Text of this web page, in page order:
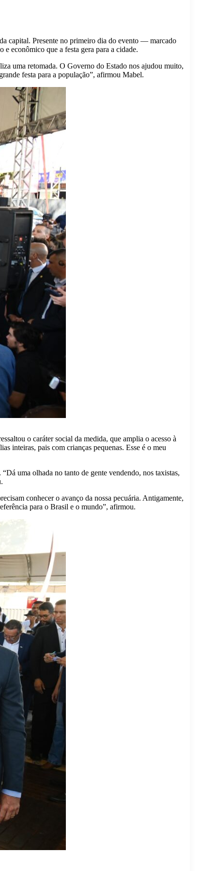
capital. Presente no primeiro dia do evento — marcado
econômico que a festa gera para a cidade.
uma retomada. O Governo do Estado nos ajudou muito,
festa para a população”, afirmou Mabel.
o caráter social da medida, que amplia o acesso à
inteiras, pais com crianças pequenas. Esse é o meu
uma olhada no tanto de gente vendendo, nos taxistas,
conhecer o avanço da nossa pecuária. Antigamente,
para o Brasil e o mundo”, afirmou.